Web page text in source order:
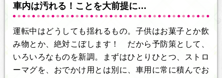
車内は汚れる！ことを大前提に…
運転中はどうしても揺れるもの。子供はお菓子とか飲
み物とか、絶対こぼします！ だから予防策として、
いろいろなものを新調。まずはひとりひとつ、ストロ
ーマグを、おでかけ用とは別に、車用に常に積んでお